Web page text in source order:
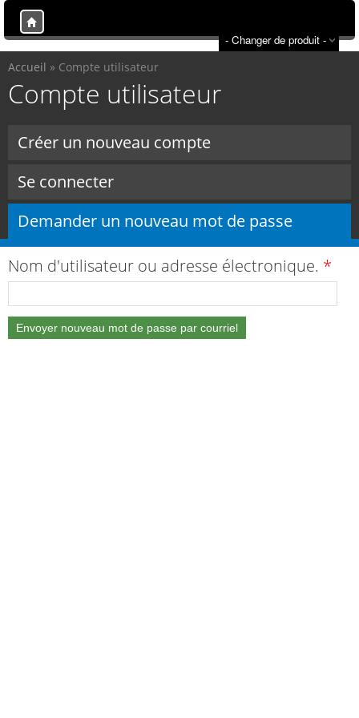
principal
Vous êtes ici
Accueil » Compte utilisateur
Compte utilisateur
Onglets principaux
Créer un nouveau compte
Se connecter
Demander un nouveau mot de passe
Nom d'utilisateur ou adresse électronique. *